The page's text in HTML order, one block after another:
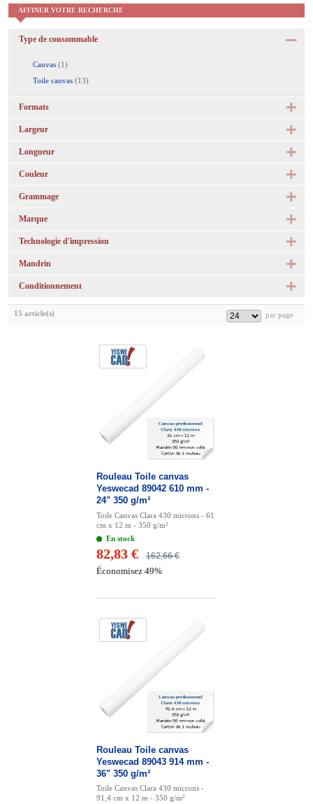
AFFINER VOTRE RECHERCHE
Type de consommable
Canvas (1)
Toile canvas (13)
Formats
Largeur
Longueur
Couleur
Grammage
Marque
Technologie d'impression
Mandrin
Conditionnement
15 article(s)
Rouleau Toile canvas
Yeswecad 89042 610 mm -
24" 350 g/m²
Toile Canvas Clara 430 microns - 61
cm x 12 m - 350 g/m²
En stock
162,66 €
82,83 €
Économisez 49%
Rouleau Toile canvas
Yeswecad 89043 914 mm -
36" 350 g/m²
Toile Canvas Clara 430 microns -
91,4 cm x 12 m - 350 g/m²